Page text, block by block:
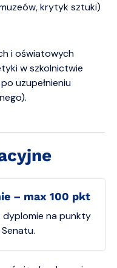
krytyk sztuki)
i oświatowych
w szkolnictwie
uzupełnieniu
– max 100 pkt
dyplomie na punkty